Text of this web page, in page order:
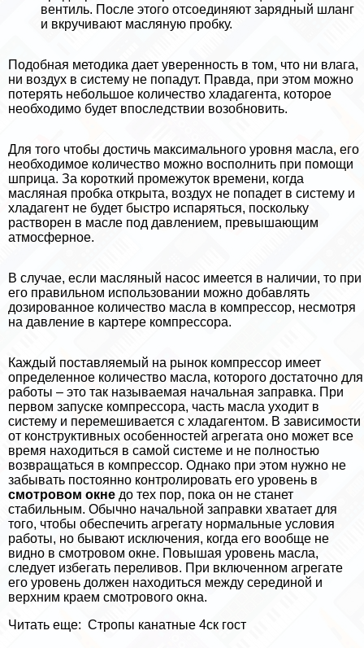
вентиль. После этого отсоединяют зарядный шланг
и вкручивают масляную пробку.
Подобная методика дает уверенность в том, что ни влага,
ни воздух в систему не попадут. Правда, при этом можно
потерять небольшое количество хладагента, которое
необходимо будет впоследствии возобновить.
Для того чтобы достичь максимального уровня масла, его
необходимое количество можно восполнить при помощи
шприца. За короткий промежуток времени, когда
масляная пробка открыта, воздух не попадет в систему и
хладагент не будет быстро испаряться, поскольку
растворен в масле под давлением, превышающим
атмосферное.
В случае, если масляный насос имеется в наличии, то при
его правильном использовании можно добавлять
дозированное количество масла в компрессор, несмотря
на давление в картере компрессора.
Каждый поставляемый на рынок компрессор имеет
определенное количество масла, которого достаточно для
работы – это так называемая начальная заправка. При
первом запуске компрессора, часть масла уходит в
систему и перемешивается с хладагентом. В зависимости
от конструктивных особенностей агрегата оно может все
время находиться в самой системе и не полностью
возвращаться в компрессор. Однако при этом нужно не
забывать постоянно контролировать его уровень в
смотровом окне до тех пор, пока он не станет
стабильным. Обычно начальной заправки хватает для
того, чтобы обеспечить агрегату нормальные условия
работы, но бывают исключения, когда его вообще не
видно в смотровом окне. Повышая уровень масла,
следует избегать переливов. При включенном агрегате
его уровень должен находиться между серединой и
верхним краем смотрового окна.
Читать еще: Стропы канатные 4ск гост